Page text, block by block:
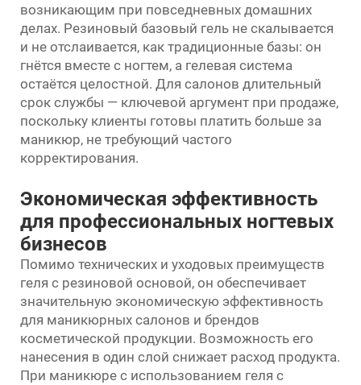
возникающим при повседневных домашних
делах. Резиновый базовый гель не скалывается
и не отслаивается, как традиционные базы: он
гнётся вместе с ногтем, а гелевая система
остаётся целостной. Для салонов длительный
срок службы — ключевой аргумент при продаже,
поскольку клиенты готовы платить больше за
маникюр, не требующий частого
корректирования.
Экономическая эффективность
для профессиональных ногтевых
бизнесов
Помимо технических и уходовых преимуществ
геля с резиновой основой, он обеспечивает
значительную экономическую эффективность
для маникюрных салонов и брендов
косметической продукции. Возможность его
нанесения в один слой снижает расход продукта.
При маникюре с использованием геля с